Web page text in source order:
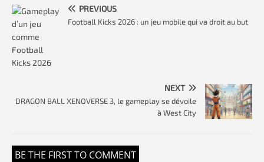
PREVIOUS
Football Kicks 2026 : un jeu mobile qui va droit au but
NEXT
DRAGON BALL XENOVERSE 3, le gameplay se dévoile
à West City
BE THE FIRST TO COMMENT